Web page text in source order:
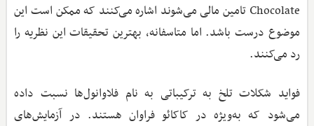
Chocolate تامین مالی می‌شوند اشاره می‌کنند که ممکن است این
موضوع درست باشد. اما متاسفانه، بهترین تحقیقات این نظریه را
رد می‌کنند.
فواید شکلات تلخ به ترکیباتی به نام فلاوانول‌ها نسبت داده
می‌شود که به‌ویژه در کاکائو فراوان هستند. در آزمایش‌های